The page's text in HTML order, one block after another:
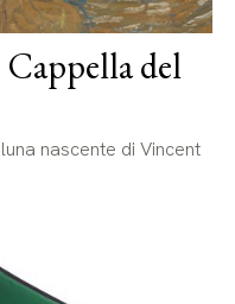
del
nascente di Vincent